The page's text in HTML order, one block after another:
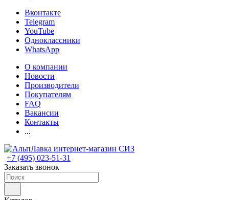
Вконтакте
Telegram
YouTube
Одноклассники
WhatsApp
О компании
Новости
Производители
Покупателям
FAQ
Вакансии
Контакты
...
+7 (495) 023-51-31
Заказать звонок